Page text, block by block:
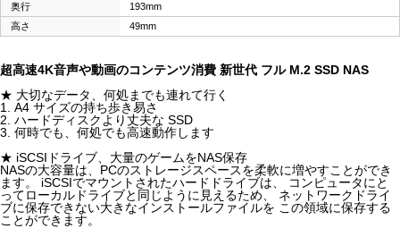
奥行
193mm
高さ
49mm
超高速4K音声や動画のコンテンツ消費 新世代 フル M.2 SSD NAS
★ 大切なデータ、何処までも連れて行く
1. A4 サイズの持ち歩き易さ
2. ハードディスクより丈夫な SSD
3. 何時でも、何処でも高速動作します
★ iSCSIドライブ、大量のゲームをNAS保存
NASの大容量は、PCのストレージスペースを柔軟に増やすことができ
ます。 iSCSIでマウントされたハードドライブは、 コンピュータにと
ってローカルドライブと同じように見えるため、 ネットワークドライ
ブに保存できない大きなインストールファイルを この領域に保存する
ことができます。